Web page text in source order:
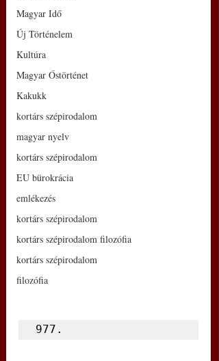
Magyar Idő
Új Történelem
Kultúra
Magyar Őstörténet
Kakukk
kortárs szépirodalom
magyar nyelv
kortárs szépirodalom
EU bürokrácia
emlékezés
kortárs szépirodalom
kortárs szépirodalom filozófia
kortárs szépirodalom
filozófia
977.